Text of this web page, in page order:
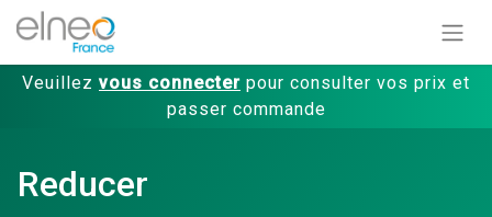
Veuillez vous connecter pour consulter vos prix et
passer commande
Reducer